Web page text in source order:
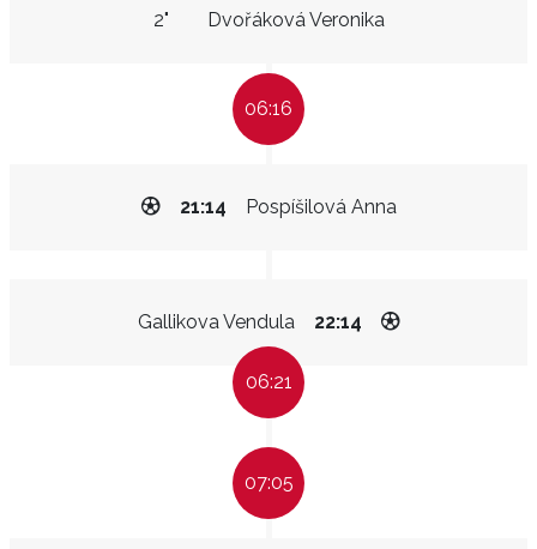
Dvořáková Veronika
2"
06:16
Pospíšilová Anna
21:14
Gallikova Vendula 22:14
06:21
07:05